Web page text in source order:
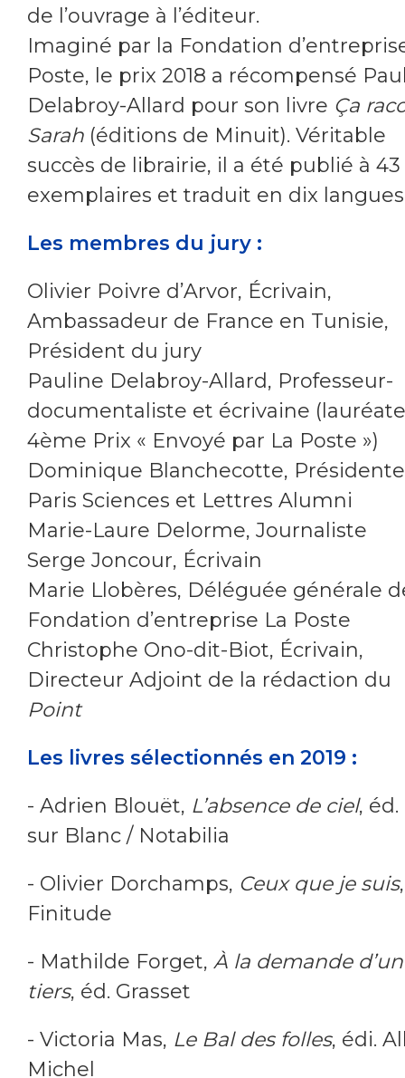
de l’ouvrage à l’éditeur.
Imaginé par la Fondation
Poste, le prix 2018 a récompensé
Delabroy-Allard pour son livre Ça
Sarah (éditions de Minuit). Véritable
succès de librairie, il a été publié à
exemplaires et traduit en dix
Les membres du jury :
Olivier Poivre d’Arvor, Écrivain,
Ambassadeur de France en Tunisie,
Président du jury
Pauline Delabroy-Allard, Professeur-
documentaliste et écrivaine
4ème Prix « Envoyé par La Poste »)
Dominique Blanchecotte,
Paris Sciences et Lettres Alumni
Marie-Laure Delorme, Journaliste
Serge Joncour, Écrivain
Marie Llobères, Déléguée générale
Fondation d’entreprise La Poste
Christophe Ono-dit-Biot, Écrivain,
Directeur Adjoint de la rédaction du
Point
Les livres sélectionnés en 2019 :
- Adrien Blouët, L’absence de ciel,
sur Blanc / Notabilia
- Olivier Dorchamps, Ceux que je suis
Finitude
- Mathilde Forget, À la demande d’un
tiers, éd. Grasset
- Victoria Mas, Le Bal des folles, édi.
Michel